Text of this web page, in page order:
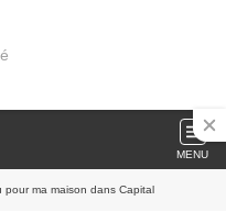
MENU
pour ma maison dans Capital